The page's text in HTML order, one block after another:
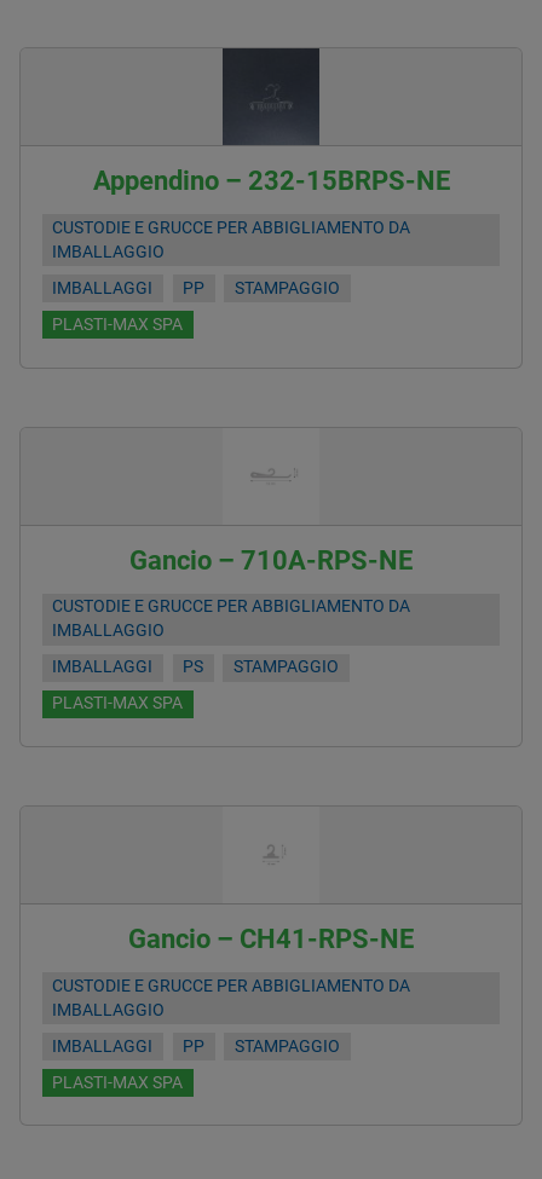
Appendino – 232-15BRPS-NE
CUSTODIE E GRUCCE PER ABBIGLIAMENTO DA
IMBALLAGGIO
IMBALLAGGI
PP
STAMPAGGIO
PLASTI-MAX SPA
Gancio – 710A-RPS-NE
CUSTODIE E GRUCCE PER ABBIGLIAMENTO DA
IMBALLAGGIO
IMBALLAGGI
PS
STAMPAGGIO
PLASTI-MAX SPA
Gancio – CH41-RPS-NE
CUSTODIE E GRUCCE PER ABBIGLIAMENTO DA
IMBALLAGGIO
IMBALLAGGI
PP
STAMPAGGIO
PLASTI-MAX SPA